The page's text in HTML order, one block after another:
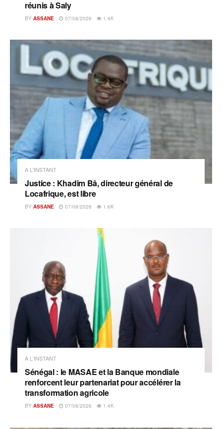
réunis à Saly
BY ASSANE 07/08/2026 1.4K
A L'INSTANT
Justice : Khadim Bâ, directeur général de
Locafrique, est libre
BY ASSANE 07/08/2026 1.6K
A L'INSTANT
Sénégal : le MASAE et la Banque mondiale
renforcent leur partenariat pour accélérer la
transformation agricole
BY ASSANE 07/08/2026 1.4K